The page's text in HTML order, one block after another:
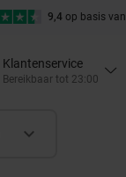
9,4 op basis van
Klantenservice
Bereikbaar tot 23:00